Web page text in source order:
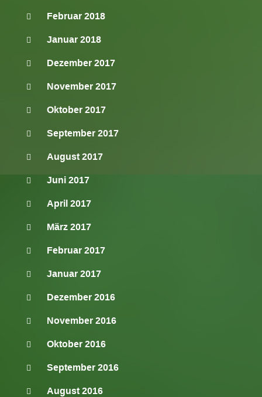
Februar 2018
Januar 2018
Dezember 2017
November 2017
Oktober 2017
September 2017
August 2017
Juni 2017
April 2017
März 2017
Februar 2017
Januar 2017
Dezember 2016
November 2016
Oktober 2016
September 2016
August 2016